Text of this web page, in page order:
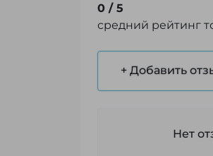
0 / 5
средний рейтинг
+ Добавить
Нет